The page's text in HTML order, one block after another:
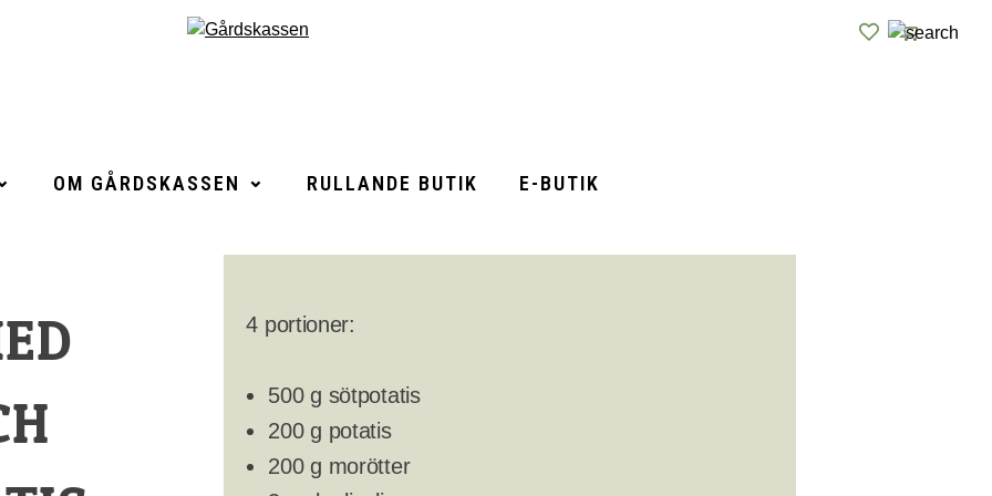
OM GÅRDSKASSEN RULLANDE BUTIK E-BUTIK
4 portioner:
500 g sötpotatis
200 g potatis
200 g morötter